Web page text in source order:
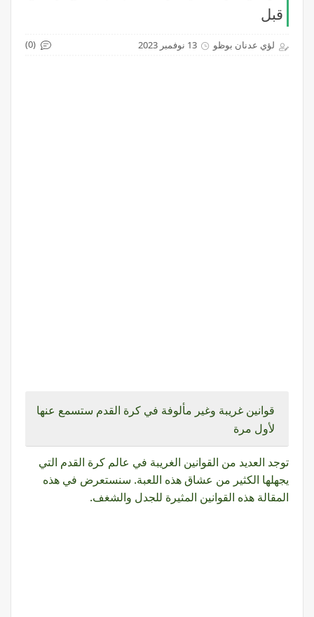
قبل
لؤي عدنان بوظو 13 نوفمبر 2023 (0)
قوانين غريبة وغير مألوفة في كرة القدم ستسمع عنها
لأول مرة
توجد العديد من القوانين الغريبة في عالم كرة القدم التي
يجهلها الكثير من عشاق هذه اللعبة. سنستعرض في هذه
المقالة هذه القوانين المثيرة للجدل والشغف.